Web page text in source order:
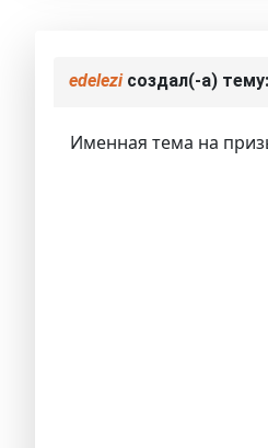
edeleziсоздал(-а) тему:
Именная тема на